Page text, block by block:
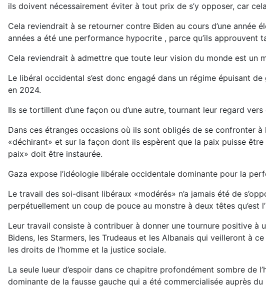
ils doivent nécessairement éviter à tout prix de s’y opposer, car
Cela reviendrait à se retourner contre Biden au cours d’une
années a été une performance hypocrite , parce qu’ils approuvent
Cela reviendrait à admettre que toute leur vision du monde est un
Le libéral occidental s’est donc engagé dans un régime épuisant
en 2024.
Ils se tortillent d’une façon ou d’une autre, tournant leur regard
Dans ces étranges occasions où ils sont obligés de se confronter
«déchirant» et sur la façon dont ils espèrent que la paix puisse
paix» doit être instaurée.
Gaza expose l’idéologie libérale occidentale dominante pour la
Le travail des soi-disant libéraux «modérés» n’a jamais été de
perpétuellement un coup de pouce au monstre à deux têtes qu’est
Leur travail consiste à contribuer à donner une tournure positive à
Bidens, les Starmers, les Trudeaus et les Albanais qui veilleront à
les droits de l’homme et la justice sociale.
La seule lueur d’espoir dans ce chapitre profondément sombre de
dominante de la fausse gauche qui a été commercialisée auprès